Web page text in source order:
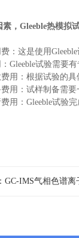
， Gleeble热模拟
：这是使用Gleeble
Gleeble试验需要有
用：根据试验的
用：试样制备需要
用： Gleeble试验完